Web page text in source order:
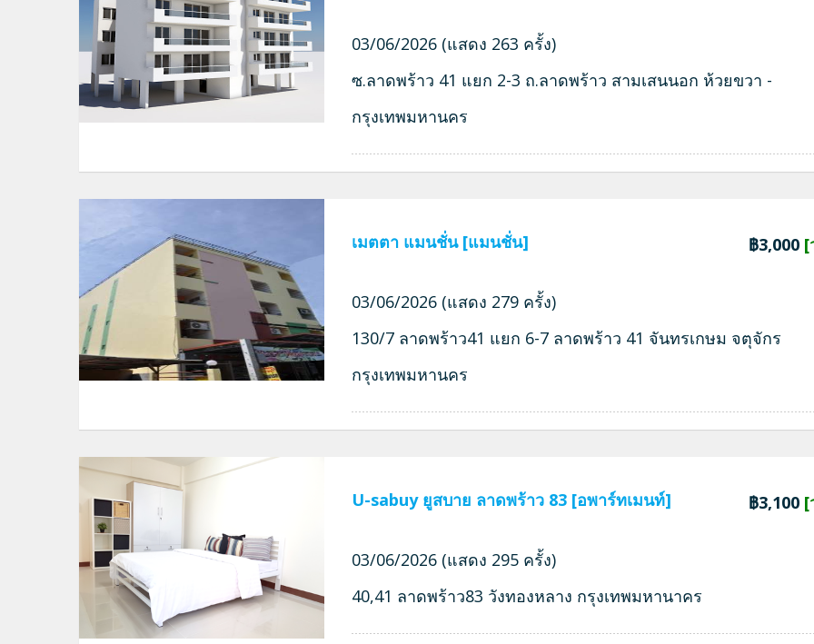
03/06/2026 (แสดง 263 ครั้ง)
ซ.ลาดพร้าว 41 แยก 2-3 ถ.ลาดพร้าว สามเสนนอก ห้วยขวา -
กรุงเทพมหานคร
เมตตา แมนชั่น [แมนชั่น] ฿3,000 [
03/06/2026 (แสดง 279 ครั้ง)
130/7 ลาดพร้าว41 แยก 6-7 ลาดพร้าว 41 จันทรเกษม จตุจักร
กรุงเทพมหานคร
U-sabuy ยูสบาย ลาดพร้าว 83 [อพาร์ทเมนท์] ฿3,100 [
03/06/2026 (แสดง 295 ครั้ง)
40,41 ลาดพร้าว83 วังทองหลาง กรุงเทพมหานาคร